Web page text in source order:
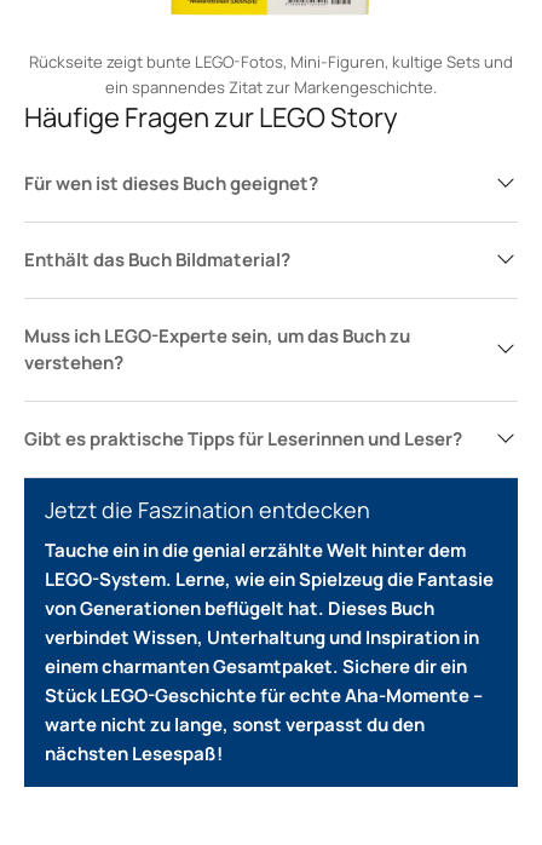
Rückseite zeigt bunte LEGO-Fotos, Mini-Figuren, kultige Sets und
ein spannendes Zitat zur Markengeschichte.
Häufige Fragen zur LEGO Story
Für wen ist dieses Buch geeignet?
Enthält das Buch Bildmaterial?
Muss ich LEGO-Experte sein, um das Buch zu
verstehen?
Gibt es praktische Tipps für Leserinnen und Leser?
Jetzt die Faszination entdecken
Tauche ein in die genial erzählte Welt hinter dem
LEGO-System. Lerne, wie ein Spielzeug die Fantasie
von Generationen beflügelt hat. Dieses Buch
verbindet Wissen, Unterhaltung und Inspiration in
einem charmanten Gesamtpaket.Sichere dir ein
Stück LEGO-Geschichte für echte Aha-Momente –
warte nicht zu lange, sonst verpasst du den
nächsten Lesespaß!